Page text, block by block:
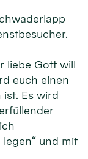
liebe Gott will
euch einen
ist. Es wird
und mit